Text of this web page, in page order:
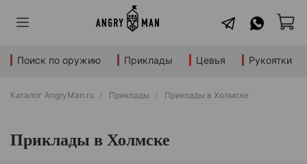
Поиск по оружию Приклады Цевья Рукоятки
Каталог AngryMan.ru Приклады Приклады в Холмске
Приклады в Холмске